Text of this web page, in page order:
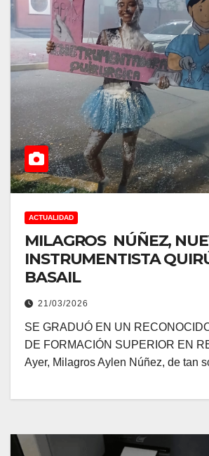
ACTUALIDAD
MILAGROS NÚÑEZ,
INSTRUMENTISTA
BASAIL
21/03/2026
SE GRADUÓ EN UN
DE FORMACIÓN SUPERIOR EN
Ayer, Milagros Aylen Núñez, de tan